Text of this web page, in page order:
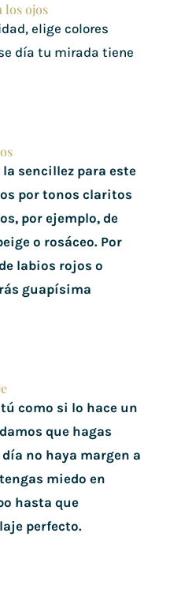
los ojos
elige colores
día tu mirada tiene
sencillez para este
por tonos claritos
por ejemplo, de
o rosáceo. Por
labios rojos o
guapísima
como si lo hace un
que hagas
no haya margen a
miedo en
hasta que
perfecto.